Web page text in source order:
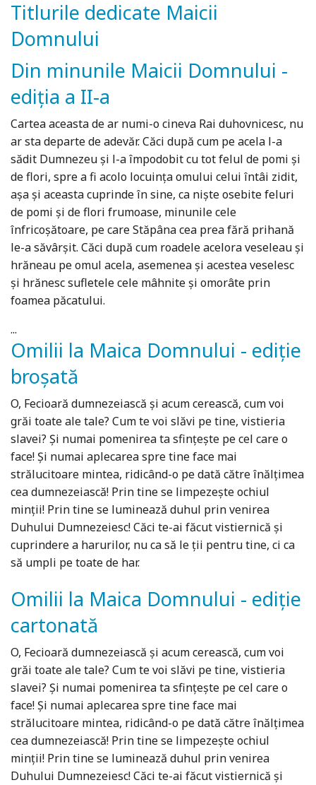
Titlurile dedicate Maicii
Domnului
Din minunile Maicii Domnului -
ediția a II-a
Cartea aceasta de ar numi-o cineva Rai duhovnicesc, nu
ar sta departe de adevăr. Căci după cum pe acela l-a
sădit Dumnezeu și l-a împodobit cu tot felul de pomi și
de flori, spre a fi acolo locuința omului celui întâi zidit,
așa și aceasta cuprinde în sine, ca niște osebite feluri
de pomi și de flori frumoase, minunile cele
înfricoșătoare, pe care Stăpâna cea prea fără prihană
le-a săvârșit. Căci după cum roadele acelora veseleau și
hrăneau pe omul acela, asemenea și acestea veselesc
și hrănesc sufletele cele mâhnite și omorâte prin
foamea păcatului.
...
Omilii la Maica Domnului - ediție
broșată
O, Fecioară dumnezeiască şi acum cerească, cum voi
grăi toate ale tale? Cum te voi slăvi pe tine, vistieria
slavei? Şi numai pomenirea ta sfinţeşte pe cel care o
face! Şi numai aplecarea spre tine face mai
strălucitoare mintea, ridicând-o pe dată către înălţimea
cea dumnezeiască! Prin tine se limpezeşte ochiul
minţii! Prin tine se luminează duhul prin venirea
Duhului Dumnezeiesc! Căci te-ai făcut vistiernică şi
cuprindere a harurilor, nu ca să le ţii pentru tine, ci ca
să umpli pe toate de har.
Omilii la Maica Domnului - ediție
cartonată
O, Fecioară dumnezeiască şi acum cerească, cum voi
grăi toate ale tale? Cum te voi slăvi pe tine, vistieria
slavei? Şi numai pomenirea ta sfinţeşte pe cel care o
face! Şi numai aplecarea spre tine face mai
strălucitoare mintea, ridicând-o pe dată către înălţimea
cea dumnezeiască! Prin tine se limpezeşte ochiul
minţii! Prin tine se luminează duhul prin venirea
Duhului Dumnezeiesc! Căci te-ai făcut vistiernică şi